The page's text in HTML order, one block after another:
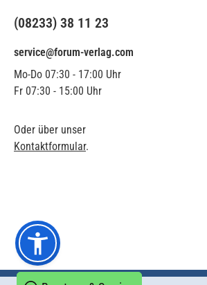
(08233) 38 11 23
service@forum-verlag.com
Mo-Do 07:30 - 17:00 Uhr
Fr 07:30 - 15:00 Uhr
Oder über unser
Kontaktformular.